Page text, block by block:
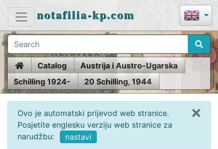
notafilia-kp.com
HomeCatalog
Austrija i Austro-Ugarska
Schilling 1924-
20 Schilling, 1944
Ovo je automatski prijevod web stranice.
Posjetite englesku verziju web stranice za
narudžbu:
nastavi